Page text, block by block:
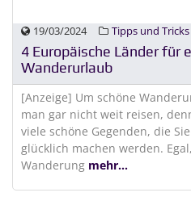
19/03/2024 Tipps und Tricks
4 Europäische Länder für
Wanderurlaub
[Anzeige] Um schöne
man gar nicht weit reisen,
viele schöne Gegenden, die
glücklich machen werden.
Wanderung mehr...